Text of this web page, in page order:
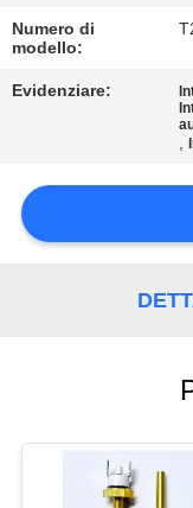
DI
QUALITÀ
NOTIZIE
DEL
Numero di
modello:
Evidenziare:
,